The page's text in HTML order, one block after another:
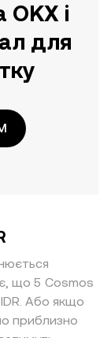
і
для
що 5 Cosmos
Або якщо
приблизно